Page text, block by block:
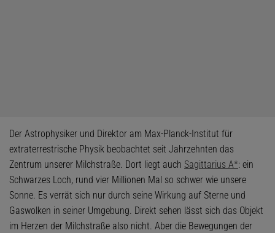
Der Astrophysiker und Direktor am Max-Planck-Institut für
extraterrestrische Physik beobachtet seit Jahrzehnten das
Zentrum unserer Milchstraße. Dort liegt auch Sagittarius A*: ein
Schwarzes Loch, rund vier Millionen Mal so schwer wie unsere
Sonne. Es verrät sich nur durch seine Wirkung auf Sterne und
Gaswolken in seiner Umgebung. Direkt sehen lässt sich das Objekt
im Herzen der Milchstraße also nicht. Aber die Bewegungen der